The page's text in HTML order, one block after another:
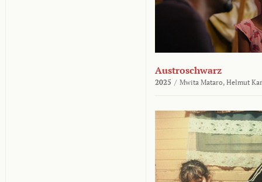
Austroschwarz
2025 / Mwita Mataro, Helmut